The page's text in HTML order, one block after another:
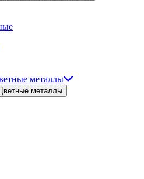
металлы
металлы